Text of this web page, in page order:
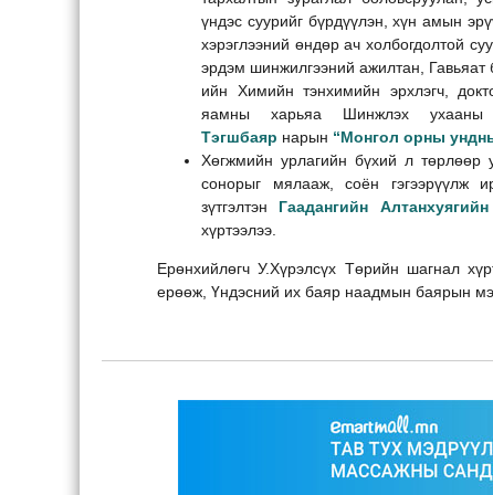
үндэс суурийг бүрдүүлэн, хүн амын
хэрэглээний өндөр ач холбогдолтой
эрдэм шинжилгээний ажилтан,
ийн Химийн тэнхимийн эрхлэгч,
яамны харьяа Шинжлэх ухааны
Тэгшбаяр нарын “Монгол орны
Хөгжмийн урлагийн бүхий л төрлөөр
сонорыг мялааж, соён гэгээрүүлж
зүтгэлтэн Гаадангийн
хүртээлээ.
Ерөнхийлөгч У.Хүрэлсүх Төрийн шагнал
ерөөж, Үндэсний их баяр наадмын баярын